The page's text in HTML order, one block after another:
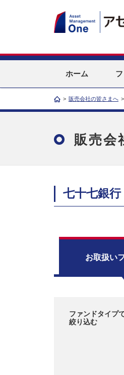
ホーム
> 販売会社の皆さまへ >
販売会
七十七銀行
お取扱い
ファンドタイプ
絞り込む